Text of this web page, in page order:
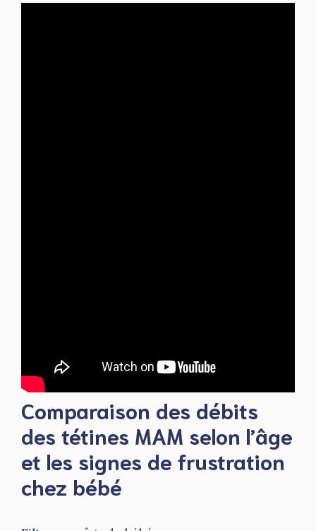
Comparaison des débits
des tétines MAM selon l’âge
et les signes de frustration
chez bébé